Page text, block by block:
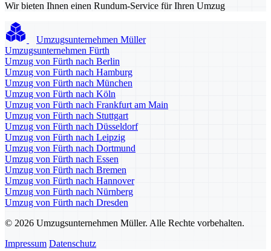
Wir bieten Ihnen einen Rundum-Service für Ihren Umzug
Umzugsunternehmen Müller
Umzugsunternehmen Fürth
Umzug von Fürth nach Berlin
Umzug von Fürth nach Hamburg
Umzug von Fürth nach München
Umzug von Fürth nach Köln
Umzug von Fürth nach Frankfurt am Main
Umzug von Fürth nach Stuttgart
Umzug von Fürth nach Düsseldorf
Umzug von Fürth nach Leipzig
Umzug von Fürth nach Dortmund
Umzug von Fürth nach Essen
Umzug von Fürth nach Bremen
Umzug von Fürth nach Hannover
Umzug von Fürth nach Nürnberg
Umzug von Fürth nach Dresden
© 2026 Umzugsunternehmen Müller. Alle Rechte vorbehalten.
Impressum Datenschutz